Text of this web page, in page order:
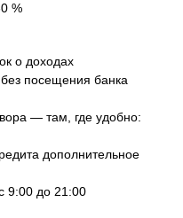
%
о доходах
посещения банка
— там, где удобно:
дополнительное
9:00 до 21:00